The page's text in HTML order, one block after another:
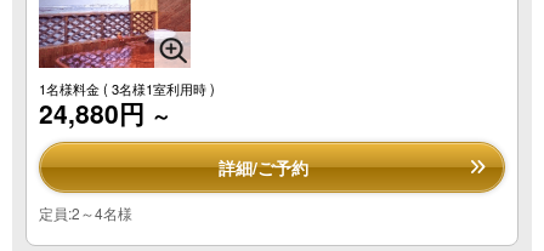
1名様料金( 3名様1室利用時 )
24,880円 ～
詳細/ご予約
定員:2～4名様